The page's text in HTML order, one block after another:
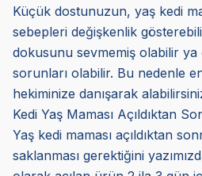
Küçük dostunuzun, yaş kedi
sebepleri değişkenlik
dokusunu sevmemiş olabilir ya
sorunları olabilir. Bu nedenle
hekiminize danışarak
Kedi Yaş Maması Açıldıktan
Yaş kedi maması açıldıktan
saklanması gerektiğini